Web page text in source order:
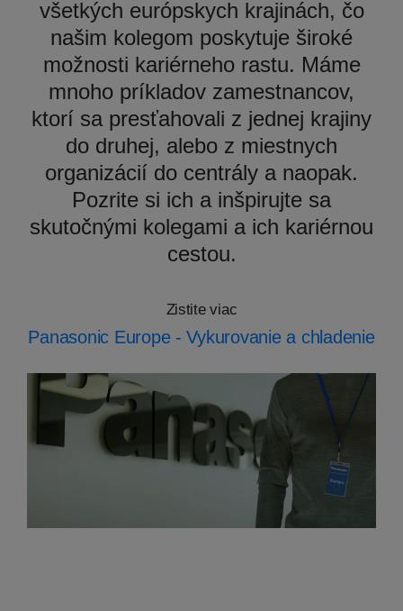
všetkých európskych krajinách, čo
našim kolegom poskytuje široké
možnosti kariérneho rastu. Máme
mnoho príkladov zamestnancov,
ktorí sa presťahovali z jednej krajiny
do druhej, alebo z miestnych
organizácií do centrály a naopak.
Pozrite si ich a inšpirujte sa
skutočnými kolegami a ich kariérnou
cestou.
Zistite viac
Panasonic Europe - Vykurovanie a chladenie